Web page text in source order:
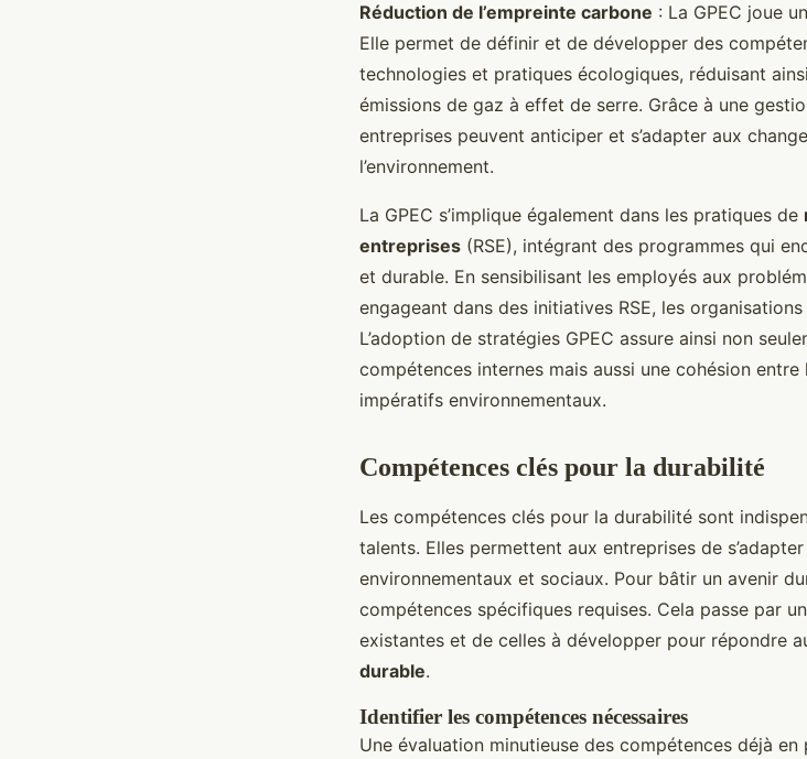
Réduction de l’empreinte carbone : La GPEC joue
Elle permet de définir et de développer des
technologies et pratiques écologiques, réduisant
émissions de gaz à effet de serre. Grâce à une
entreprises peuvent anticiper et s’adapter aux
l’environnement.
La GPEC s’implique également dans les pratiques de
entreprises (RSE), intégrant des programmes qui
et durable. En sensibilisant les employés aux
engageant dans des initiatives RSE, les
L’adoption de stratégies GPEC assure ainsi non
compétences internes mais aussi une cohésion
impératifs environnementaux.
Compétences clés pour la durabilité
Les compétences clés pour la durabilité sont
talents. Elles permettent aux entreprises de
environnementaux et sociaux. Pour bâtir un avenir
compétences spécifiques requises. Cela passe par
existantes et de celles à développer pour répondre
durable.
Identifier les compétences nécessaires
Une évaluation minutieuse des compétences déjà